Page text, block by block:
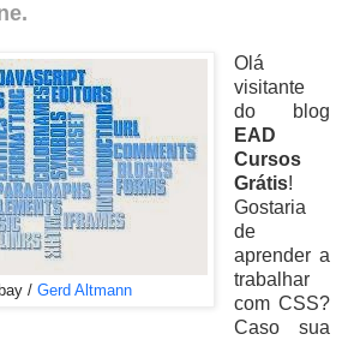
/ Gerd Altmann
Olá
visitante
do blog
EAD
Cursos
Grátis!
Gostaria
de
aprender a
trabalhar
com CSS?
Caso sua